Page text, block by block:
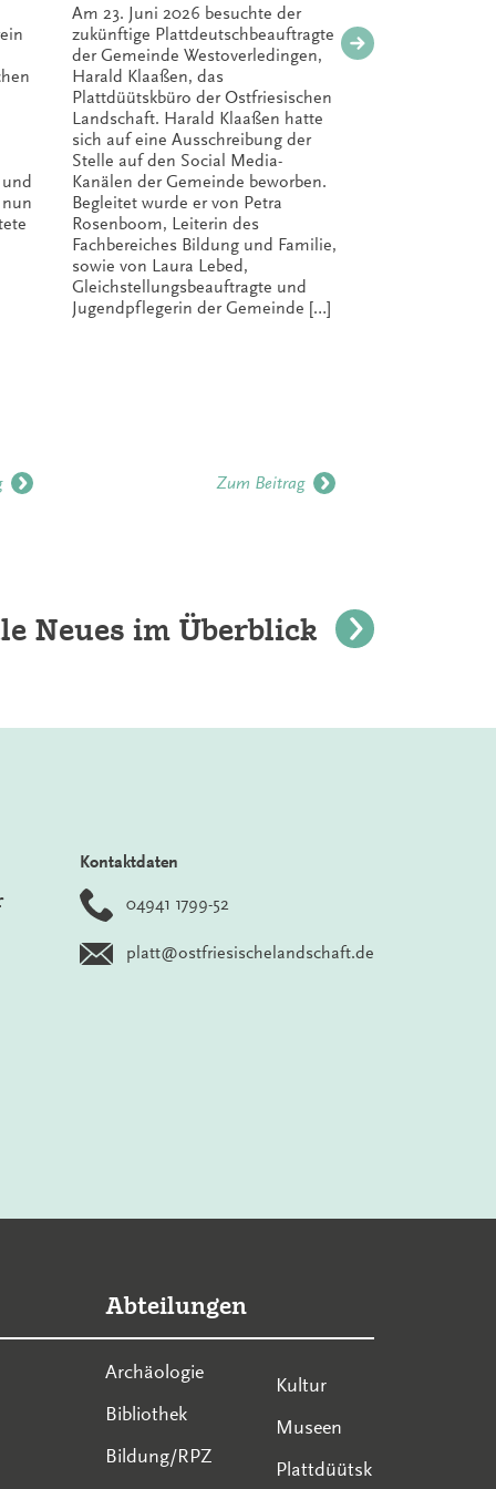
Westoverledingen
zu Gast im
Plattdüütskbüro
Am 23. Juni 2026 besuchte der
zukünftige Plattdeutschbeauftragte
der Gemeinde Westoverledingen,
Harald Klaaßen, das
Plattdüütskbüro der Ostfriesischen
Landschaft. Harald Klaaßen hatte
sich auf eine Ausschreibung der
Stelle auf den Social Media-
Kanälen der Gemeinde beworben.
Begleitet wurde er von Petra
Rosenboom, Leiterin des
Fachbereiches Bildung und Familie,
sowie von Laura Lebed,
Gleichstellungsbeauftragte und
Jugendpflegerin der Gemeinde […]
Zum Beitrag
Neues im Überblick
Kontaktdaten
04941 1799-52
platt@ostfriesischelandschaft.de
Abteilungen
Archäologie
Bibliothek
Bildung/RPZ
Kultur
Museen
Plattdüütsk